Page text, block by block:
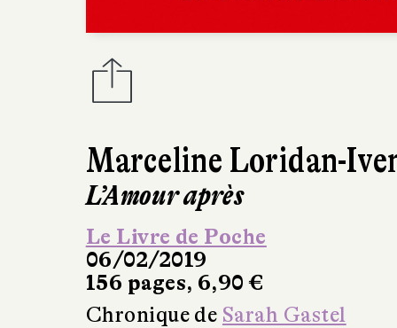
Marceline Loridan-
L’Amour après
Le Livre de Poche
06/02/2019
156 pages, 6,90 €
Chronique de Sarah Gastel